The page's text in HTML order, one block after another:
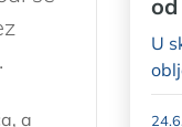
a
U